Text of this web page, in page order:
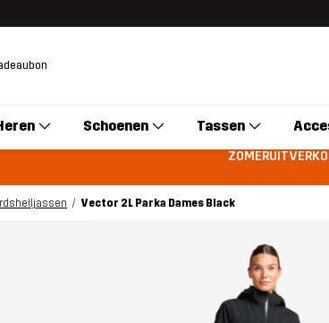
Schoenen Tassen
Vector 2L Parka Dames Black